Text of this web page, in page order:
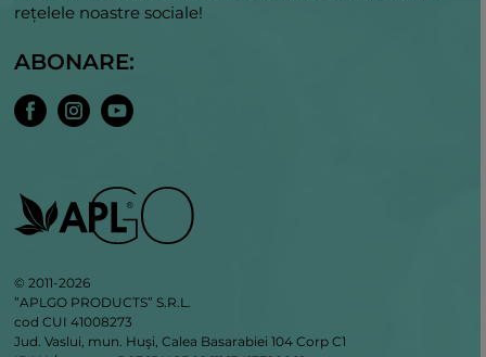
rețelele noastre sociale!
ABONARE:
© 2011-2026
”APLGO PRODUCTS” S.R.L.
cod CUI 41008273
Jud. Vaslui, mun. Huşi, Calea Basarabiei 104 Corp C1